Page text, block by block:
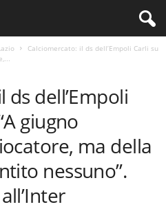
Calciomercato: il ds dell’Empoli Carli su
dell’Empoli
giugno
ma della
nessuno”.